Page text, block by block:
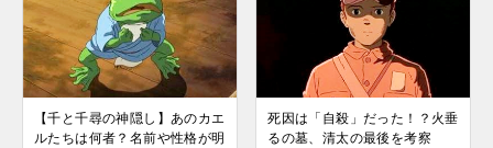
【千と千尋の神隠し】あのカエ
ルたちは何者？名前や性格が明
死因は「自殺」だった！？火垂
るの墓、清太の最後を考察